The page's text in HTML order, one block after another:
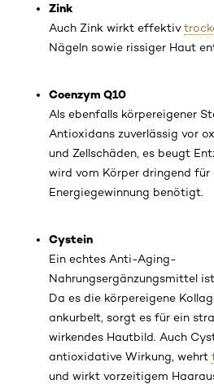
Zink
Auch Zink wirkt effektiv
Nägeln sowie rissiger Haut
Coenzym Q10
Als ebenfalls körpereigener
Antioxidans zuverlässig vor
und Zellschäden, es beugt
wird vom Körper dringend für
Energiegewinnung benötigt.
Cystein
Ein echtes Anti-Aging-
Nahrungsergänzungsmittel
Da es die körpereigene
ankurbelt, sorgt es für ein
wirkendes Hautbild. Auch
antioxidative Wirkung, wehrt
und wirkt vorzeitigem